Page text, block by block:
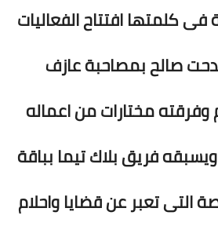
فى كلمتها افتتاح الفعاليات
صالح بمصاحبة عازف
وفرقته مختارات من اعماله
فريق بلاك تيما بباقة
التى تعبر عن قضايا واحلام